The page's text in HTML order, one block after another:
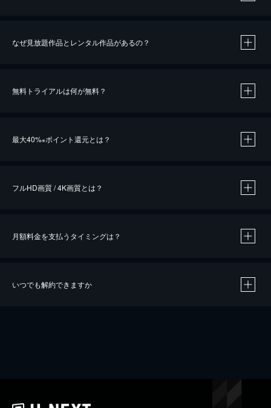
なぜ見放題作品とレンタル作品があるの？
無料トライアルは何が無料？
最大40%※ポイント還元とは？
※40％ポイント還元の対象は、クレジットカード決済による作品の購入 / レンタルです。
iOSアプリのUコイン決済による作品の購入 / レンタルは、20％のポイント還元です。
フルHD画質 / 4K画質とは？
月額料金を支払うタイミングは？
いつでも解約できますか